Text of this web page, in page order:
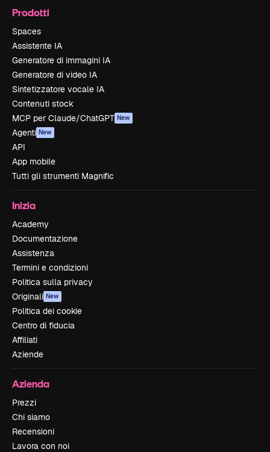
Prodotti
Spaces
Assistente IA
Generatore di immagini IA
Generatore di video IA
Sintetizzatore vocale IA
Contenuti stock
MCP per Claude/ChatGPT New
Agenti New
API
App mobile
Tutti gli strumenti Magnific
Inizia
Academy
Documentazione
Assistenza
Termini e condizioni
Politica sulla privacy
Originali New
Politica dei cookie
Centro di fiducia
Affiliati
Aziende
Azienda
Prezzi
Chi siamo
Recensioni
Lavora con noi